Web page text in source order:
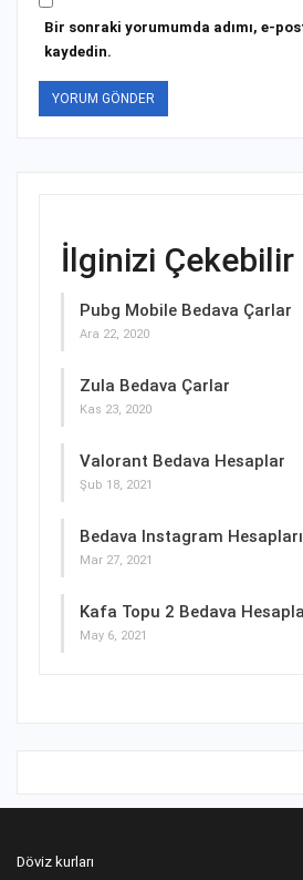
Bir sonraki yorumumda adımı, e-
kaydedin.
İlginizi Çekebilir
Pubg Mobile Bedava Çarlar
Ara 22, 2020
Zula Bedava Çarlar
Kas 23, 2020
Valorant Bedava Hesaplar
Şub 18, 2021
Bedava Instagram Hesapları
Mar 27, 2021
Kafa Topu 2 Bedava
May 6, 2021
Döviz kurları